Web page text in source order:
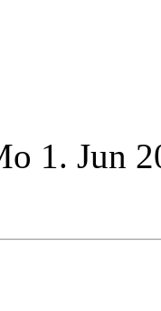
1. Jun